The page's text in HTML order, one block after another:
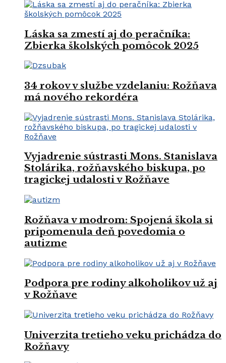
Láska sa zmestí aj do peračníka:
Zbierka školských pomôcok 2025
34 rokov v službe vzdelaniu: Rožňava
má nového rekordéra
Vyjadrenie sústrasti Mons. Stanislava
Stolárika, rožňavského biskupa, po
tragickej udalosti v Rožňave
Rožňava v modrom: Spojená škola si
pripomenula deň povedomia o
autizme
Podpora pre rodiny alkoholikov už aj
v Rožňave
Univerzita tretieho veku prichádza do
Rožňavy